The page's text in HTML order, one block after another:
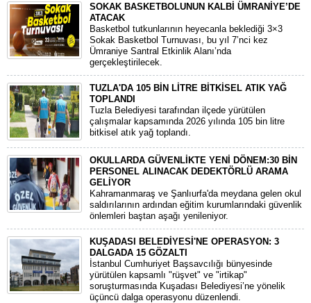
SOKAK BASKETBOLUNUN KALBİ ÜMRANİYE’DE
ATACAK
Basketbol tutkunlarının heyecanla beklediği 3×3
Sokak Basketbol Turnuvası, bu yıl 7’nci kez
Ümraniye Santral Etkinlik Alanı’nda
gerçekleştirilecek.
TUZLA'DA 105 BİN LİTRE BİTKİSEL ATIK YAĞ
TOPLANDI
Tuzla Belediyesi tarafından ilçede yürütülen
çalışmalar kapsamında 2026 yılında 105 bin litre
bitkisel atık yağ toplandı.
OKULLARDA GÜVENLİKTE YENİ DÖNEM:30 BİN
PERSONEL ALINACAK DEDEKTÖRLÜ ARAMA
GELİYOR
​Kahramanmaraş ve Şanlıurfa'da meydana gelen okul
saldırılarının ardından eğitim kurumlarındaki güvenlik
önlemleri baştan aşağı yenileniyor.
KUŞADASI BELEDİYESİ'NE OPERASYON: 3
DALGADA 15 GÖZALTI
​İstanbul Cumhuriyet Başsavcılığı bünyesinde
yürütülen kapsamlı "rüşvet" ve "irtikap"
soruşturmasında Kuşadası Belediyesi’ne yönelik
üçüncü dalga operasyonu düzenlendi.